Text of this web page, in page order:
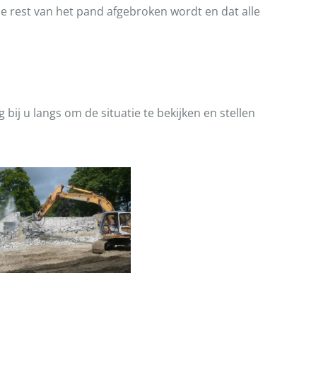
rest van het pand afgebroken wordt en dat alle
bij u langs om de situatie te bekijken en stellen